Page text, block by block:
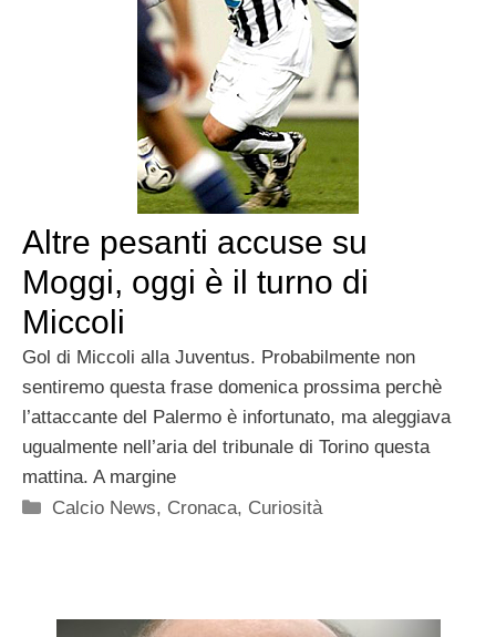
Altre pesanti accuse su
Moggi, oggi è il turno di
Miccoli
Gol di Miccoli alla Juventus. Probabilmente non
sentiremo questa frase domenica prossima perchè
l’attaccante del Palermo è infortunato, ma aleggiava
ugualmente nell’aria del tribunale di Torino questa
mattina. A margine
Categorie
Calcio News, Cronaca, Curiosità